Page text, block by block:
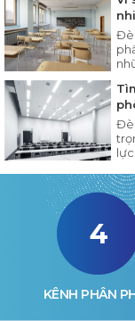
4
KÊNH PHÂN